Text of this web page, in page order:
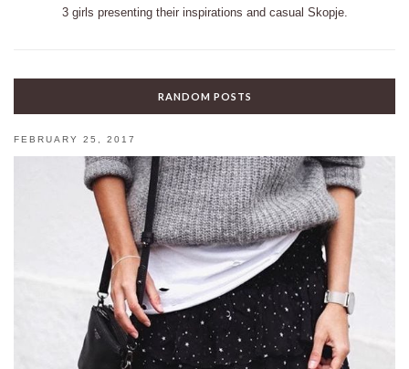
3 girls presenting their inspirations and casual Skopje.
RANDOM POSTS
FEBRUARY 25, 2017